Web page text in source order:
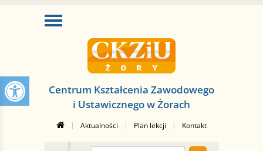
Centrum Kształcenia Zawodowego
i Ustawicznego w Żorach
| Aktualności | Plan lekcji | Kontakt